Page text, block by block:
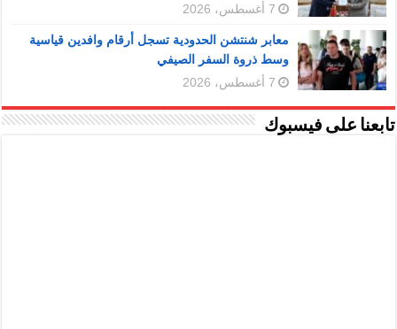
7 أغسطس، 2026
معابر شنتشن الحدودية تسجل أرقام وافدين قياسية
وسط ذروة السفر الصيفي
7 أغسطس، 2026
تابعنا على فيسبوك